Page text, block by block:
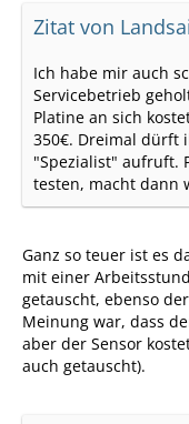
Zitat von
Ich habe mir auch
Servicebetrieb
Platine an sich
350€. Dreimal dürft
"Spezialist" aufruft.
testen, macht dann
Ganz so teuer ist es
mit einer
getauscht, ebenso
Meinung war, dass
aber der Sensor
auch getauscht).